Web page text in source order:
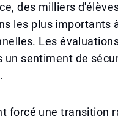
des milliers
les plus importants
Les
sentiment de
forcé une transition